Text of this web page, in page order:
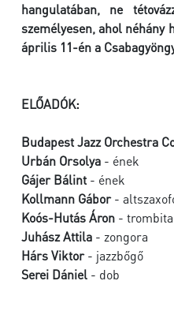
hangulatában, ne
személyesen, ahol néhány
április 11-én a
ELŐADÓK:
Budapest Jazz Orchestra
Urbán Orsolya - ének
Gájer Bálint - ének
Kollmann Gábor-
Koós-Hutás Áron - trombita
Juhász Attila - zongora
Hárs Viktor- jazzbőgő
Serei Dániel - dob